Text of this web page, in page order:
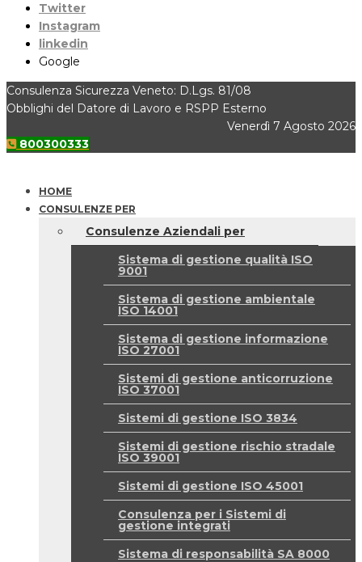
Twitter
Instagram
linkedin
Google
Consulenza Sicurezza Veneto: D.Lgs. 81/08
Obblighi del Datore di Lavoro e RSPP Esterno
Venerdì 7 Agosto 2026
800300333
HOME
CONSULENZE PER
Consulenze Aziendali per
Sistema di gestione qualità ISO
9001
Sistema di gestione ambientale
ISO 14001
Sistema di gestione informazione
ISO 27001
Sistemi di gestione anticorruzione
ISO 37001
Sistemi di gestione ISO 3834
Sistemi di gestione rischio stradale
ISO 39001
Sistemi di gestione ISO 45001
Consulenza per i Sistemi di
gestione integrati
Sistema di responsabilità SA 8000